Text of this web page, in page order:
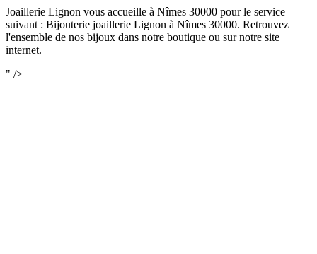
Joaillerie Lignon vous accueille à Nîmes 30000 pour le service
suivant : Bijouterie joaillerie Lignon à Nîmes 30000. Retrouvez
l'ensemble de nos bijoux dans notre boutique ou sur notre site
internet.
" />